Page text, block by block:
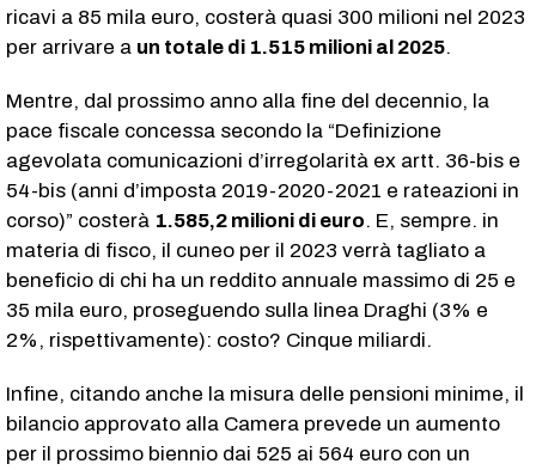
ricavi a 85 mila euro, costerà quasi 300 milioni nel 2023
per arrivare a un totale di 1.515 milioni al 2025.
Mentre, dal prossimo anno alla fine del decennio, la
pace fiscale concessa secondo la “Definizione
agevolata comunicazioni d’irregolarità ex artt. 36-bis e
54-bis (anni d’imposta 2019-2020-2021 e rateazioni in
corso)” costerà 1.585,2 milioni di euro. E, sempre. in
materia di fisco, il cuneo per il 2023 verrà tagliato a
beneficio di chi ha un reddito annuale massimo di 25 e
35 mila euro, proseguendo sulla linea Draghi (3% e
2%, rispettivamente): costo? Cinque miliardi.
Infine, citando anche la misura delle pensioni minime, il
bilancio approvato alla Camera prevede un aumento
per il prossimo biennio dai 525 ai 564 euro con un